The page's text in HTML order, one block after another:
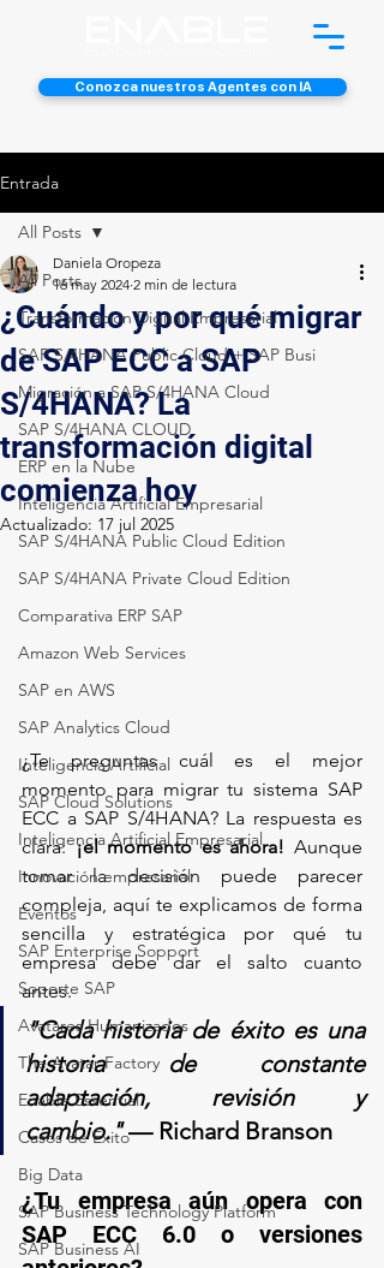
Conozca nuestros Agentes con IA
Entrada
All Posts
Transformación Digital Empresarial
SAP S/4HANA Public Cloud + SAP Busi
Migración a SAP S/4HANA Cloud
SAP S/4HANA CLOUD
ERP en la Nube
Inteligencia Artificial Empresarial
SAP S/4HANA Public Cloud Edition
SAP S/4HANA Private Cloud Edition
Comparativa ERP SAP
Amazon Web Services
SAP en AWS
SAP Analytics Cloud
Inteligencia Artificial
SAP Cloud Solutions
Inteligencia Artificial Empresarial
Innovación empresarial
Eventos
SAP Enterprise Sopport
Soporte SAP
Avatares Humanizados
The Avatar Factory
Enable Essential
Casos de Éxito
Big Data
SAP Business Technology Platform
SAP Business AI
All Posts
¿Cuándo y por qué migrar
de SAP ECC a SAP
S/4HANA? La
transformación digital
comienza hoy
Daniela Oropeza
16 may 2024 2 min de lectura
Actualizado: 17 jul 2025
¿Te preguntas cuál es el mejor
momento para migrar tu sistema SAP
ECC a SAP S/4HANA? La respuesta es
clara: ¡el momento es ahora! Aunque
tomar la decisión puede parecer
compleja, aquí te explicamos de forma
sencilla y estratégica por qué tu
empresa debe dar el salto cuanto
antes.
"Cada historia de éxito es una
historia de constante
adaptación, revisión y
cambio." — Richard Branson
¿Tu empresa aún opera con
SAP ECC 6.0 o versiones